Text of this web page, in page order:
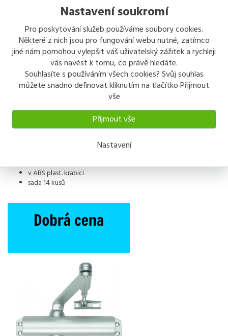
Nastavení soukromí
Pro poskytování služeb používáme soubory cookies.
Některé z nich jsou pro fungování webu nutné, zatímco
jiné nám pomohou vylepšit váš uživatelský zážitek a rychleji
vás navést k tomu, co právě hledáte.
Souhlasíte s používáním všech cookies? Svůj souhlas
můžete snadno definovat kliknutím na tlačítko Přijmout
vše
Přijmout vše
Nastavení
Koupit
Sdílet
Popis Odeslat dotaz
Popis výrobku
Nože na vyřezávání
v ABS plast. krabici
sada 14 kusů